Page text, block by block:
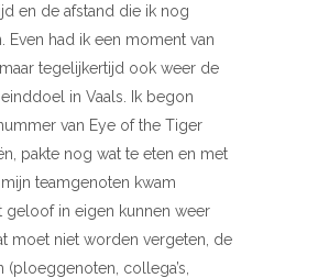
en de afstand die ik nog
Even had ik een moment van
tegelijkertijd ook weer de
in Vaals. Ik begon
van Eye of the Tiger
pakte nog wat te eten en met
teamgenoten kwam
geloof in eigen kunnen weer
moet niet worden vergeten, de
(ploeggenoten, collega’s,